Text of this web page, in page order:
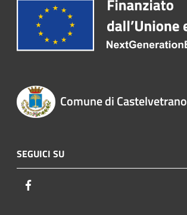
Comune di Castelvetrano
SEGUICI SU